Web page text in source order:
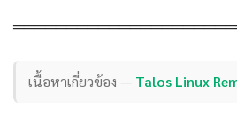
เนื้อหาเกี่ยวข้อง — Talos Linux